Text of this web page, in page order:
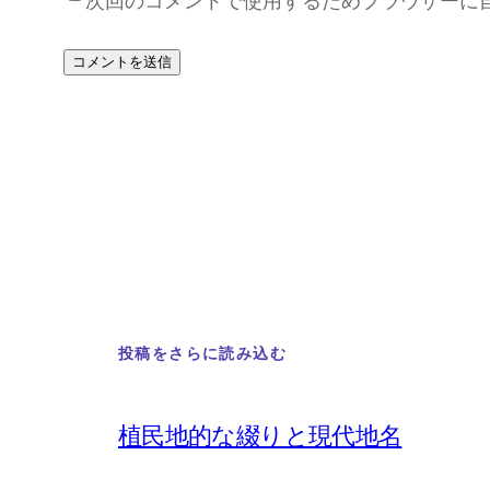
投稿をさらに読み込む
植民地的な綴りと現代地名